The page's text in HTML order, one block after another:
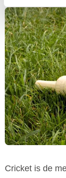
Cricket is de